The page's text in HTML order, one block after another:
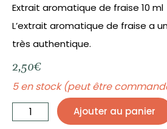
Extrait aromatique de fraise 10 ml
L’extrait aromatique de fraise a
très authentique.
2,50€
5 en stock (peut être
de
Extrait
aromatique
de
Ajouter au panier